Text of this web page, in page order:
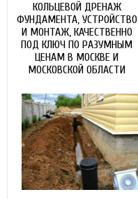
КОЛЬЦЕВОЙ ДРЕНАЖ
ФУНДАМЕНТА, УСТРОЙСТВО
И МОНТАЖ, КАЧЕСТВЕННО
ПОД КЛЮЧ ПО РАЗУМНЫМ
ЦЕНАМ В МОСКВЕ И
МОСКОВСКОЙ ОБЛАСТИ